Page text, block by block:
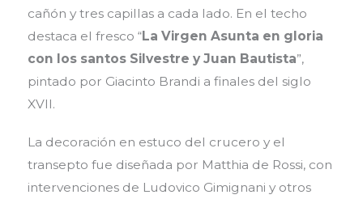
cañón y tres capillas a cada lado. En el techo
destaca el fresco “La Virgen Asunta en gloria
con los santos Silvestre y Juan Bautista”,
pintado por Giacinto Brandi a finales del siglo
XVII.
La decoración en estuco del crucero y el
transepto fue diseñada por Matthia de Rossi, con
intervenciones de Ludovico Gimignani y otros